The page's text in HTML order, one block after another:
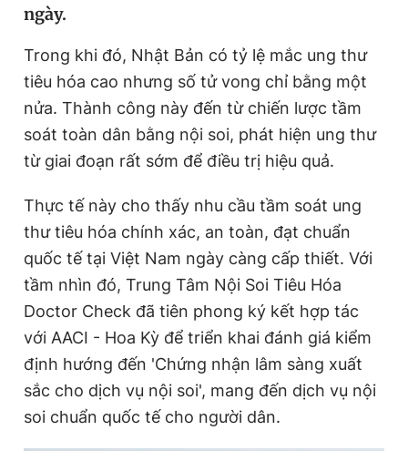
Sản phẩm khác
Tiện ích Bạn cần biết
Thông tin tòa soạn Liên hệ quảng cáo
Đọc Thanh Niên trên điện thoại
Theo dõi báo trên
Hotline Liên hệ quảng cáo
ngày.
Trong khi đó, Nhật Bản có tỷ lệ mắc ung thư
tiêu hóa cao nhưng số tử vong chỉ bằng một
nửa. Thành công này đến từ chiến lược tầm
soát toàn dân bằng nội soi, phát hiện ung thư
từ giai đoạn rất sớm để điều trị hiệu quả.
Thực tế này cho thấy nhu cầu tầm soát ung
thư tiêu hóa chính xác, an toàn, đạt chuẩn
quốc tế tại Việt Nam ngày càng cấp thiết. Với
tầm nhìn đó, Trung Tâm Nội Soi Tiêu Hóa
Doctor Check đã tiên phong ký kết hợp tác
với AACI - Hoa Kỳ để triển khai đánh giá kiểm
định hướng đến 'Chứng nhận lâm sàng xuất
sắc cho dịch vụ nội soi', mang đến dịch vụ nội
soi chuẩn quốc tế cho người dân.